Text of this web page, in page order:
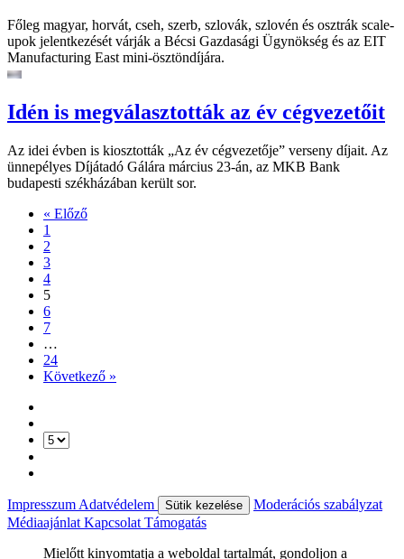
Főleg magyar, horvát, cseh, szerb, szlovák, szlovén és osztrák scale-
upok jelentkezését várják a Bécsi Gazdasági Ügynökség és az EIT
Manufacturing East mini-ösztöndíjára.
Idén is megválasztották az év cégvezetőit
Az idei évben is kiosztották „Az év cégvezetője” verseny díjait. Az
ünnepélyes Díjátadó Gálára március 23-án, az MKB Bank
budapesti székházában került sor.
« Előző
1
2
3
4
5
6
7
…
24
Következő »
Impresszum Adatvédelem Sütik kezelése
Moderációs szabályzat
Médiaajánlat Kapcsolat Támogatás
Mielőtt kinyomtatja a weboldal tartalmát, gondoljon a